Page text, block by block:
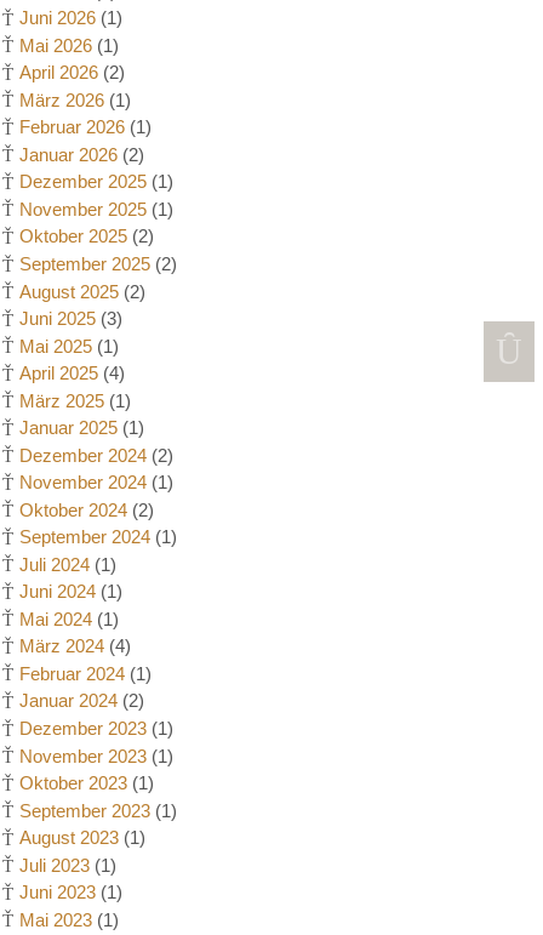
Juni 2026 (1)
Mai 2026 (1)
April 2026 (2)
März 2026 (1)
Februar 2026 (1)
Januar 2026 (2)
Dezember 2025 (1)
November 2025 (1)
Oktober 2025 (2)
September 2025 (2)
August 2025 (2)
Juni 2025 (3)
Mai 2025 (1)
April 2025 (4)
März 2025 (1)
Januar 2025 (1)
Dezember 2024 (2)
November 2024 (1)
Oktober 2024 (2)
September 2024 (1)
Juli 2024 (1)
Juni 2024 (1)
Mai 2024 (1)
März 2024 (4)
Februar 2024 (1)
Januar 2024 (2)
Dezember 2023 (1)
November 2023 (1)
Oktober 2023 (1)
September 2023 (1)
August 2023 (1)
Juli 2023 (1)
Juni 2023 (1)
Mai 2023 (1)